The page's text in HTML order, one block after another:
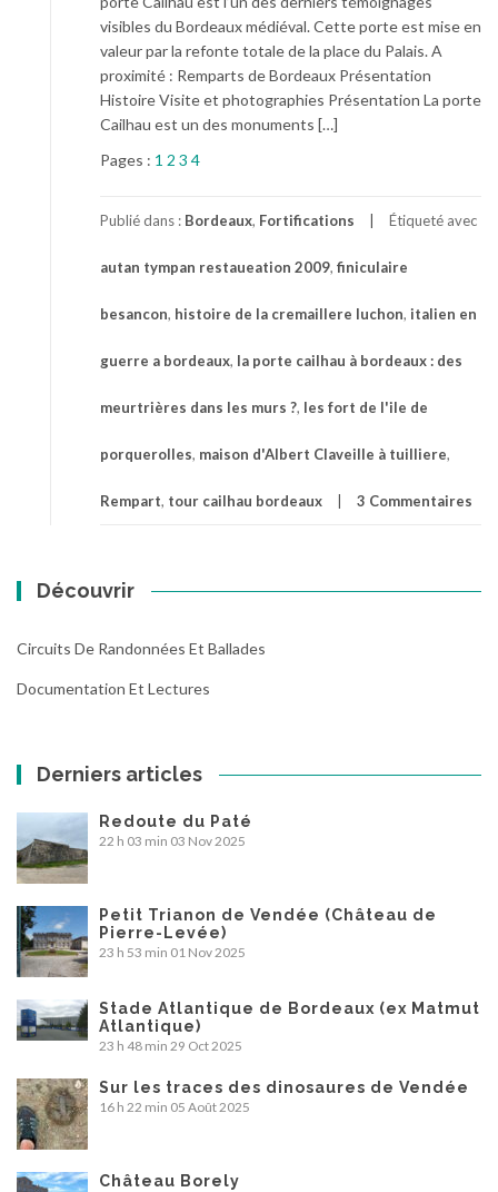
visibles du Bordeaux médiéval. Cette porte est mise en
valeur par la refonte totale de la place du Palais. A
proximité : Remparts de Bordeaux Présentation
Histoire Visite et photographies Présentation La porte
Cailhau est un des monuments […]
Pages : 1 2 3 4
Publié dans : Bordeaux, Fortifications Étiqueté avec
autan tympan restaueation 2009, finiculaire
besancon, histoire de la cremaillere luchon, italien en
guerre a bordeaux, la porte cailhau à bordeaux : des
meurtrières dans les murs ?, les fort de l'ile de
porquerolles, maison d'Albert Claveille à tuilliere,
Rempart, tour cailhau bordeaux 3 Commentaires
Découvrir
Circuits De Randonnées Et Ballades
Documentation Et Lectures
Derniers articles
Redoute du Paté
22 h 03 min 03 Nov 2025
Petit Trianon de Vendée (Château de
Pierre-Levée)
23 h 53 min 01 Nov 2025
Stade Atlantique de Bordeaux (ex Matmut
Atlantique)
23 h 48 min 29 Oct 2025
Sur les traces des dinosaures de Vendée
16 h 22 min 05 Août 2025
Château Borely